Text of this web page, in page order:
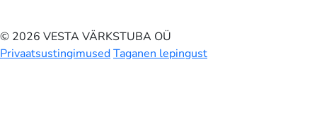
© 2026 VESTA VÄRKSTUBA OÜ
PrivaatsustingimusedTaganen lepingust